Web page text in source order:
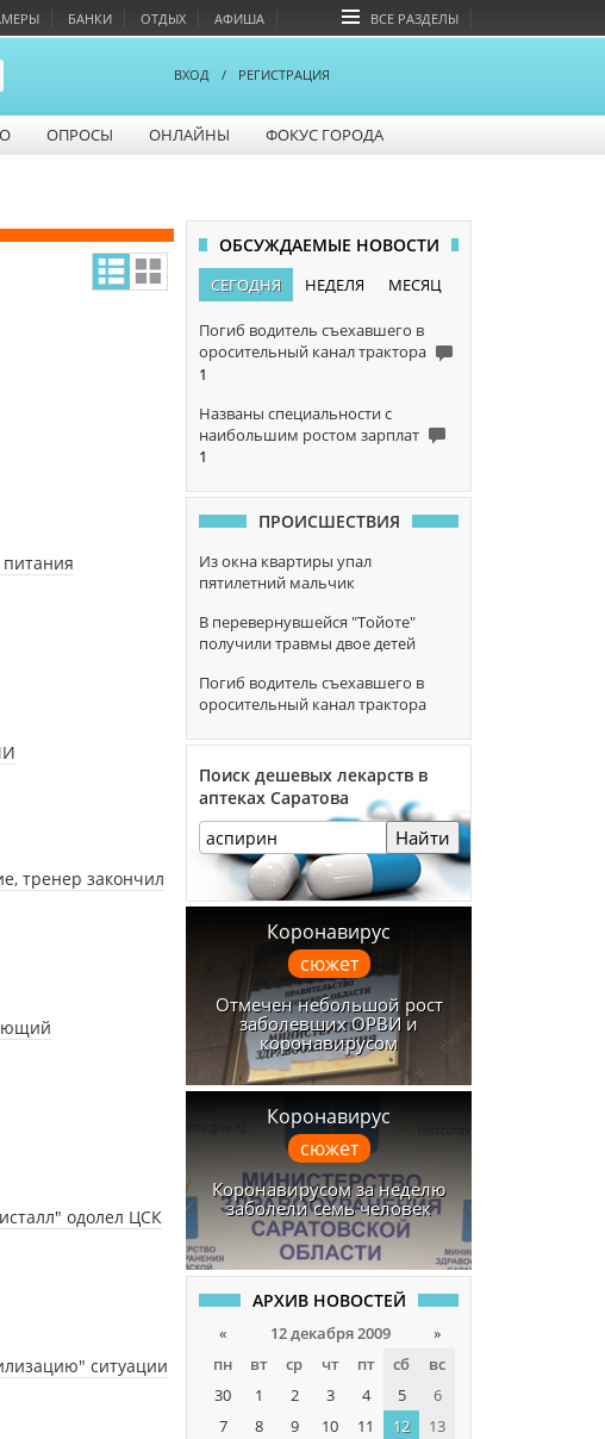
БАНКИ ОТДЫХ АФИША ВСЕ РАЗДЕЛЫ
ВХОД / РЕГИСТРАЦИЯ
ОПРОСЫ ОНЛАЙНЫ ФОКУС ГОРОДА
тренер закончил
одолел ЦСК
ситуации
ОБСУЖДАЕМЫЕ НОВОСТИ
СЕГОДНЯ НЕДЕЛЯ МЕСЯЦ
Погиб водитель съехавшего в
оросительный канал трактора
1
Названы специальности с
наибольшим ростом зарплат
1
ПРОИСШЕСТВИЯ
Из окна квартиры упал
пятилетний мальчик
В перевернувшейся "Тойоте"
получили травмы двое детей
Погиб водитель съехавшего в
оросительный канал трактора
Поиск дешевых лекарств в
аптеках Саратова
Найти
Коронавирус
сюжет
Отмечен небольшой рост
заболевших ОРВИ и
коронавирусом
Коронавирус
сюжет
Коронавирусом за неделю
заболели семь человек
АРХИВ НОВОСТЕЙ
« 12 декабря 2009
»
пн
вт ср чт пт сб
вс
30
1 2 3 4 5
6
7
8 9 10 11 12
13